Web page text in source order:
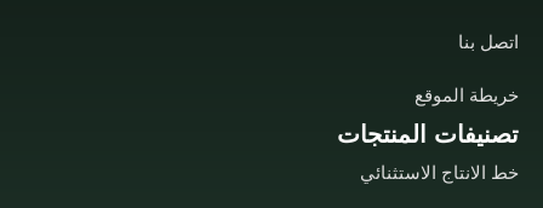
تصنيفات المنتجات
خط الانتاج الاستثنائي
اتصل بنا
خريطة الموقع